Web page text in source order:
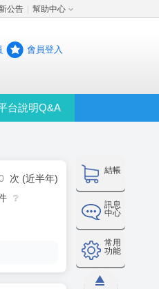
公告 幫助中心
會員登入
台說明Q&A
結帳
訊息
中心
常用
功能
次 (近半年)
❔